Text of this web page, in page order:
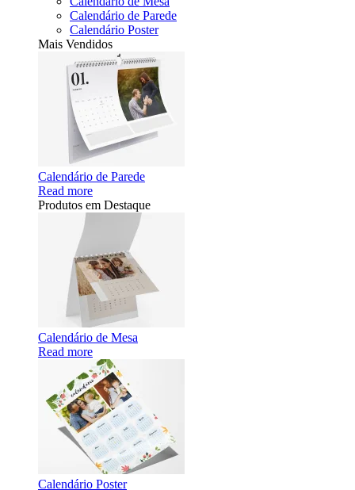
Calendário de Parede
Calendário Poster
Mais Vendidos
Calendário de Parede
Read more
Produtos em Destaque
Calendário de Mesa
Read more
Calendário Poster